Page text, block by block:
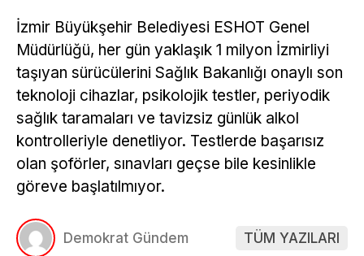
İzmir Büyükşehir Belediyesi ESHOT Genel
Müdürlüğü, her gün yaklaşık 1 milyon İzmirliyi
taşıyan sürücülerini Sağlık Bakanlığı onaylı son
teknoloji cihazlar, psikolojik testler, periyodik
sağlık taramaları ve tavizsiz günlük alkol
kontrolleriyle denetliyor. Testlerde başarısız
olan şoförler, sınavları geçse bile kesinlikle
göreve başlatılmıyor.
Demokrat Gündem TÜM YAZILARI